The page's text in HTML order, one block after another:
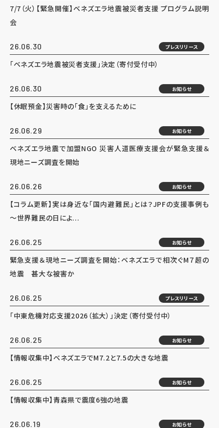
7/7（火）【緊急開催】ベネズエラ地震被災者支援 プログラム説明
会
26.06.30 プレスリリース
「ベネズエラ地震被災者支援」決定（寄付受付中）
26.06.30 お知らせ
【休眠預金】災害時の「食」を支えるために
26.06.29 お知らせ
ベネズエラ地震で加盟NGO 災害人道医療支援会が緊急支援＆
現地ニーズ調査を開始
26.06.26 お知らせ
【コラム更新】実は身近な「国内避難民」とは？JPFの支援事例も
～世界難民の日によ...
26.06.25 お知らせ
緊急支援＆現地ニーズ調査を開始：ベネズエラで相次ぐM７超の
地震 甚大な被害か
26.06.25 プレスリリース
「中東危機対応支援2026（拡大）」決定（寄付受付中）
26.06.25 お知らせ
【情報収集中】ベネズエラでM7.2と7.5の大きな地震
26.06.25 お知らせ
【情報収集中】青森県で震度6強の地震
26.06.19 お知らせ